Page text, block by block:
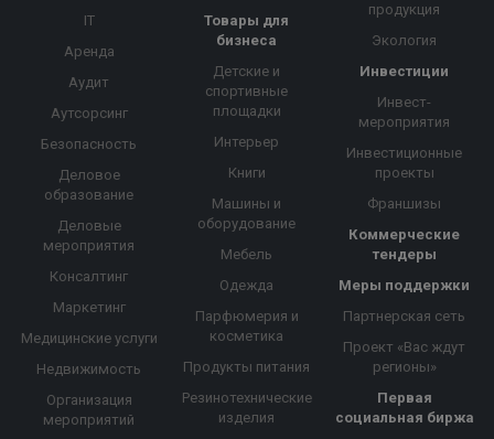
IT
Аренда
Аудит
Аутсорсинг
Безопасность
Деловое
образование
Деловые
мероприятия
Консалтинг
Маркетинг
Медицинские услуги
Недвижимость
Организация
мероприятий
Товары для
бизнеса
Детские и
спортивные
площадки
Интерьер
Книги
Машины и
оборудование
Мебель
Одежда
Парфюмерия и
косметика
Продукты питания
Резинотехнические
изделия
продукция
Экология
Инвестиции
Инвест-
мероприятия
Инвестиционные
проекты
Франшизы
Коммерческие
тендеры
Меры поддержки
Партнерская сеть
Проект «Вас ждут
регионы»
Первая
социальная биржа